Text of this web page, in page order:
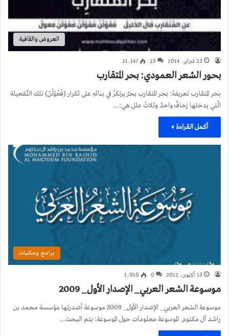
العروض والقافية
23 فبراير، 2014 23 21٬147
بحور الشعر العمودي: بحر المتقارب
بحر المتقارب تعريفهُ: بحر المتقارب بحرٌ يرتكزُ في بنائهِ على تَكرار (فَعُوْلُنْ) تلك التّفعيلة
الّتي يدخلها زحافٌ واحدٌ وثلاثُ عللِ هي:…
أكمل القراءة »
برامج ومكتبات
13 أكتوبر، 2012 0 1٬910
موسوعة الشعر العربي_ الإصدار الأول_ 2009
موسوعة الشعر العربي_ الإصدار الأول_ 2009 موسوعة أصدرتها مؤسسة محمد بن
راشد آل مكتوم. الموسوعة معلومات حول الموسوعة: يتم البحث…